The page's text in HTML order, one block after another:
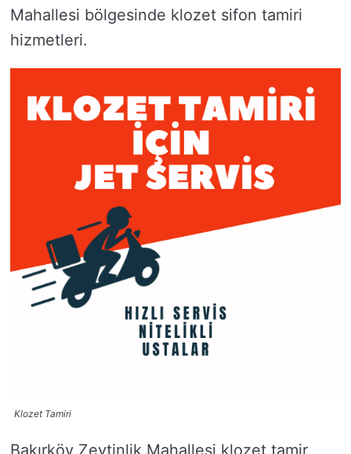
Mahallesi bölgesinde klozet sifon tamiri
hizmetleri.
Klozet Tamiri
Bakırköy Zeytinlik Mahallesi klozet tamir